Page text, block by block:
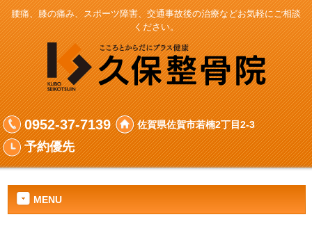
腰痛、膝の痛み、スポーツ障害、交通事故後の治療などお気軽にご相談
ください。
0952-37-7139 佐賀県佐賀市若楠2丁目2-3
予約優先
MENU